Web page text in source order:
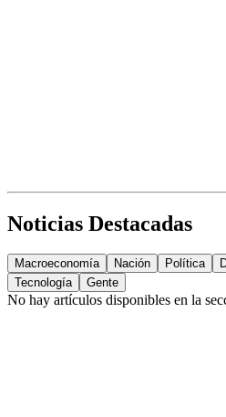
Noticias Destacadas
Macroeconomía Nación Política
Tecnología
Gente
No hay artículos disponibles en la